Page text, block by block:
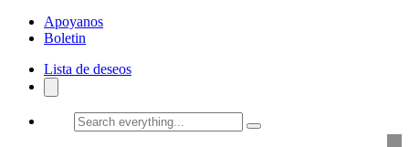
Apoyanos
Boletin
Lista de deseos
Search
everything...